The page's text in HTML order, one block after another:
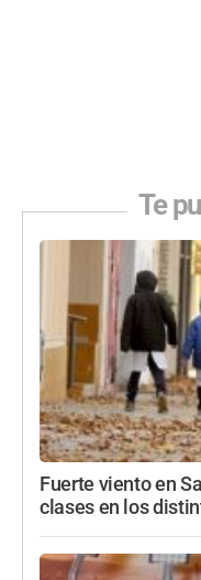
Te
Fuerte viento en
clases en los